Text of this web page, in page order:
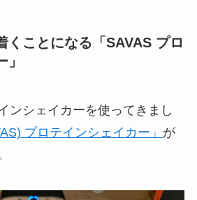
くことになる「SAVAS プロ
ンシェイカーを使ってきまし
プロテインシェイカー」 が